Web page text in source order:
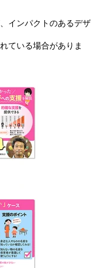
インパクトのあるデザ
ている場合がありま